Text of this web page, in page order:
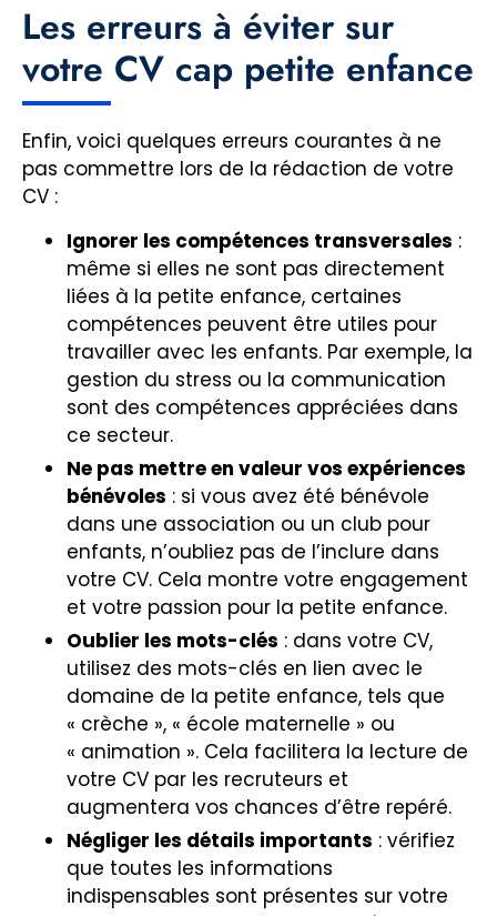
Les erreurs à éviter sur
votre CV cap petite enfance
Enfin, voici quelques erreurs courantes à ne
pas commettre lors de la rédaction de votre
CV :
Ignorer les compétences transversales :
même si elles ne sont pas directement
liées à la petite enfance, certaines
compétences peuvent être utiles pour
travailler avec les enfants. Par exemple, la
gestion du stress ou la communication
sont des compétences appréciées dans
ce secteur.
Ne pas mettre en valeur vos expériences
bénévoles : si vous avez été bénévole
dans une association ou un club pour
enfants, n’oubliez pas de l’inclure dans
votre CV. Cela montre votre engagement
et votre passion pour la petite enfance.
Oublier les mots-clés : dans votre CV,
utilisez des mots-clés en lien avec le
domaine de la petite enfance, tels que
« crèche », « école maternelle » ou
« animation ». Cela facilitera la lecture de
votre CV par les recruteurs et
augmentera vos chances d’être repéré.
Négliger les détails importants : vérifiez
que toutes les informations
indispensables sont présentes sur votre